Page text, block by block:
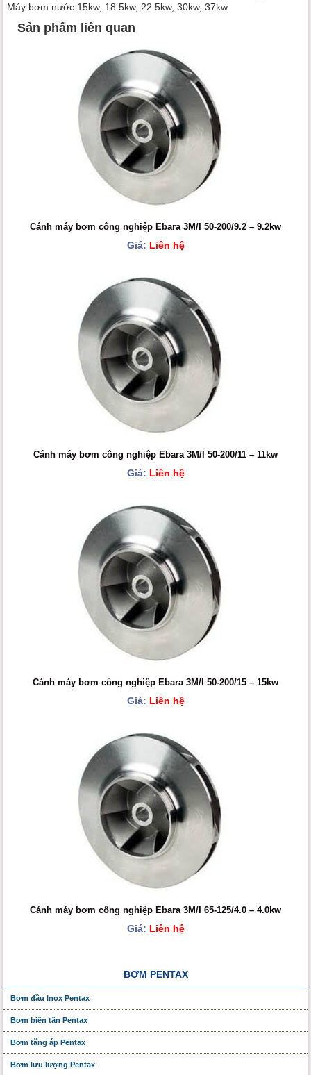
Máy bơm nước 15kw, 18.5kw, 22.5kw, 30kw, 37kw
Sản phẩm liên quan
Cánh máy bơm công nghiệp Ebara 3M/I 50-200/9.2 – 9.2kw
Giá: Liên hệ
Cánh máy bơm công nghiệp Ebara 3M/I 50-200/11 – 11kw
Giá: Liên hệ
Cánh máy bơm công nghiệp Ebara 3M/I 50-200/15 – 15kw
Giá: Liên hệ
Cánh máy bơm công nghiệp Ebara 3M/I 65-125/4.0 – 4.0kw
Giá: Liên hệ
BƠM PENTAX
Bơm đầu Inox Pentax
Bơm biến tần Pentax
Bơm tăng áp Pentax
Bơm lưu lượng Pentax